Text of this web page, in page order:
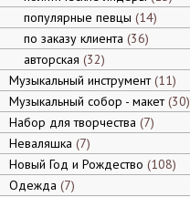
популярные певцы 14
по заказу клиента 36
авторская 32
Музыкальный инструмент 11
Музыкальный собор - макет 30
Набор для творчества 7
Неваляшка 7
Новый Год и Рождество 108
Одежда 7